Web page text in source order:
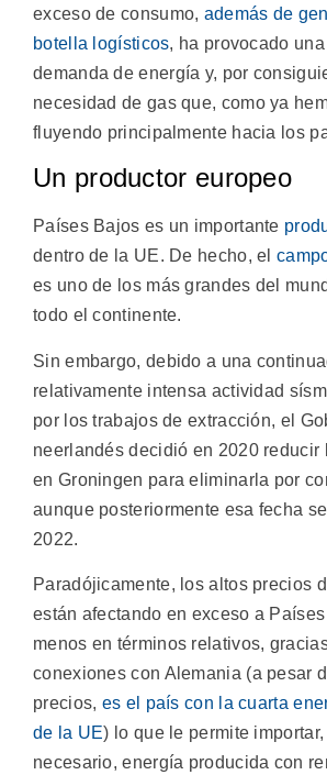
exceso de consumo, además de
botella logísticos, ha provocado
demanda de energía y, por
necesidad de gas que, como ya
fluyendo principalmente hacia los
Un productor europeo
Países Bajos es un importante
dentro de la UE. De hecho, el
es uno de los más grandes del
todo el continente.
Sin embargo, debido a una
relativamente intensa actividad
por los trabajos de extracción, el
neerlandés decidió en 2020 reducir
en Groningen para eliminarla por
aunque posteriormente esa fecha
2022.
Paradójicamente, los altos precios
están afectando en exceso a Países
menos en términos relativos,
conexiones con Alemania (a pesar
precios, es el país con la cuarta
de la UE) lo que le permite
necesario, energía producida con